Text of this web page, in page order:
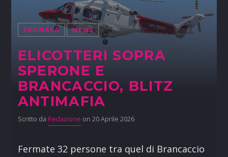
CRONACA NEWS
ELICOTTERI SOPRA
SPERONE E
BRANCACCIO, BLITZ
ANTIMAFIA
Scritto da Redazione on 20 Aprile 2026
Fermate 32 persone tra quel di Brancaccio